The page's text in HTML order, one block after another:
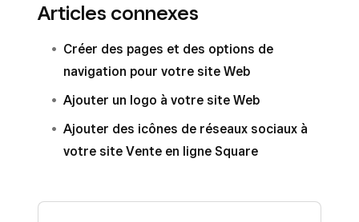
Articles connexes
Créer des pages et des options de
navigation pour votre site Web
Ajouter un logo à votre site Web
Ajouter des icônes de réseaux sociaux à
votre site Vente en ligne Square